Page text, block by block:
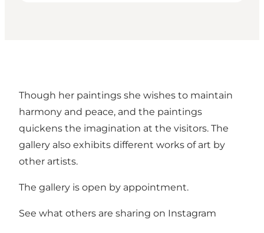
Though her paintings she wishes to maintain
harmony and peace, and the paintings
quickens the imagination at the visitors. The
gallery also exhibits different works of art by
other artists.
The gallery is open by appointment.
See what others are sharing on Instagram